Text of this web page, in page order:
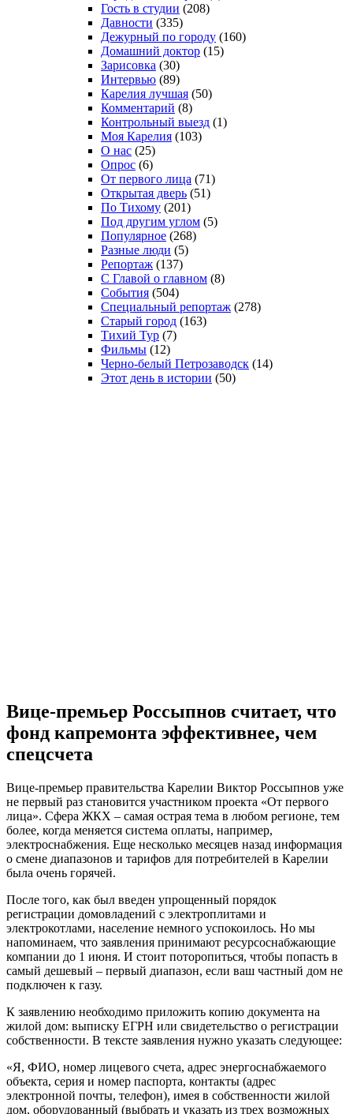
Гость в студии (208)
Давности (335)
Дежурный по городу (160)
Домашний доктор (15)
Зарисовка (30)
Интервью (89)
Карелия лучшая (50)
Комментарий (8)
Контрольный выезд (1)
Моя Карелия (103)
О нас (25)
Опрос (6)
От первого лица (71)
Открытая дверь (51)
По Тихому (201)
Под другим углом (5)
Популярное (268)
Разные люди (5)
Репортаж (137)
С Главой о главном (8)
События (504)
Специальный репортаж (278)
Старый город (163)
Тихий Тур (7)
Фильмы (12)
Черно-белый Петрозаводск (14)
Этот день в истории (50)
Вице-премьер Россыпнов считает, что
фонд капремонта эффективнее, чем
спецсчета
Вице-премьер правительства Карелии Виктор Россыпнов уже
не первый раз становится участником проекта «От первого
лица». Сфера ЖКХ – самая острая тема в любом регионе, тем
более, когда меняется система оплаты, например,
электроснабжения. Еще несколько месяцев назад информация
о смене диапазонов и тарифов для потребителей в Карелии
была очень горячей.
После того, как был введен упрощенный порядок
регистрации домовладений с электроплитами и
электрокотлами, население немного успокоилось. Но мы
напоминаем, что заявления принимают ресурсоснабжающие
компании до 1 июня. И стоит поторопиться, чтобы попасть в
самый дешевый – первый диапазон, если ваш частный дом не
подключен к газу.
К заявлению необходимо приложить копию документа на
жилой дом: выписку ЕГРН или свидетельство о регистрации
собственности. В тексте заявления нужно указать следующее:
«Я, ФИО, номер лицевого счета, адрес энергоснабжаемого
объекта, серия и номер паспорта, контакты (адрес
электронной почты, телефон), имея в собственности жилой
дом, оборудованный (выбрать и указать из трех возможных